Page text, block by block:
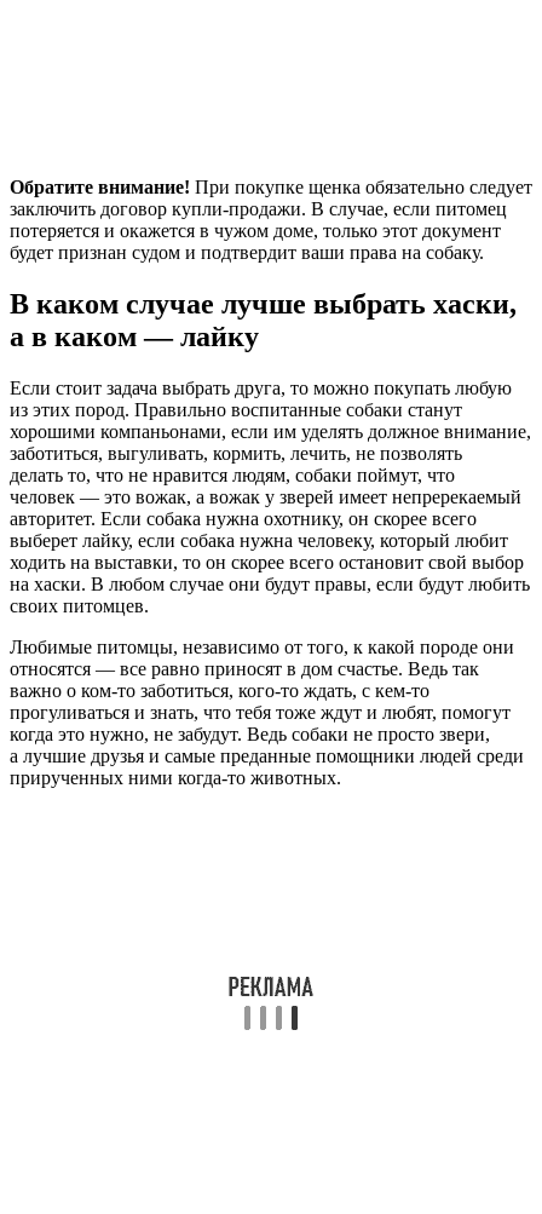
Обратите внимание! При покупке щенка обязательно следует
заключить договор купли-продажи. В случае, если питомец
потеряется и окажется в чужом доме, только этот документ
будет признан судом и подтвердит ваши права на собаку.
В каком случае лучше выбрать хаски,
а в каком — лайку
Если стоит задача выбрать друга, то можно покупать любую
из этих пород. Правильно воспитанные собаки станут
хорошими компаньонами, если им уделять должное внимание,
заботиться, выгуливать, кормить, лечить, не позволять
делать то, что не нравится людям, собаки поймут, что
человек — это вожак, а вожак у зверей имеет непререкаемый
авторитет. Если собака нужна охотнику, он скорее всего
выберет лайку, если собака нужна человеку, который любит
ходить на выставки, то он скорее всего остановит свой выбор
на хаски. В любом случае они будут правы, если будут любить
своих питомцев.
Любимые питомцы, независимо от того, к какой породе они
относятся — все равно приносят в дом счастье. Ведь так
важно о ком-то заботиться, кого-то ждать, с кем-то
прогуливаться и знать, что тебя тоже ждут и любят, помогут
когда это нужно, не забудут. Ведь собаки не просто звери,
а лучшие друзья и самые преданные помощники людей среди
прирученных ними когда-то животных.